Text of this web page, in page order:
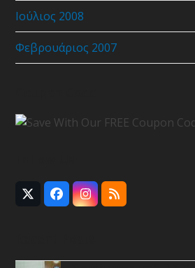
Ιούλιος 2008
Φεβρουάριος 2007
Twitter
(deprecated)
Facebook
Instagram
RSS